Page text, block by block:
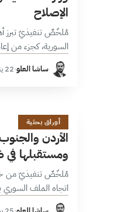
الإصلاح
مُلخّصٌ تنفيذيّ تبرز
السورية، كجزء من
السورية، ومن الدور
في مستقبل سورية،…
ساشا العلو·22 يناير 2019
ا
21 دقائق
أوراق بحثية
الأردن
ومستقبلها في
مُلخّصٌ تنفيذيّ من
متفاعلاً مع التطورات